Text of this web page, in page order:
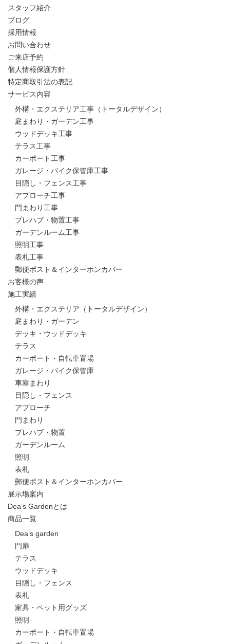
スタッフ紹介
ブログ
採用情報
お問い合わせ
ご来店予約
個人情報保護方針
特定商取引法の表記
サービス内容
外構・エクステリア工事（トータルデザイン）
庭まわり・ガーデン工事
ウッドデッキ工事
テラス工事
カーポート工事
ガレージ・バイク保管庫工事
目隠し・フェンス工事
アプローチ工事
門まわり工事
プレハブ・物置工事
ガーデンルーム工事
照明工事
表札工事
郵便ポスト＆インターホンカバー
お客様の声
施工実績
外構・エクステリア（トータルデザイン）
庭まわり・ガーデン
デッキ・ウッドデッキ
テラス
カーポート・自転車置場
ガレージ・バイク保管庫
車庫まわり
目隠し・フェンス
アプローチ
門まわり
プレハブ・物置
ガーデンルーム
照明
表札
郵便ポスト＆インターホンカバー
展示場案内
Dea’s Gardenとは
商品一覧
Dea’s garden
門扉
テラス
ウッドデッキ
目隠し・フェンス
表札
家具・ペット用グッズ
照明
カーポート・自転車置場